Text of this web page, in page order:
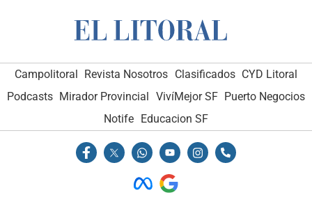
Campolitoral Revista Nosotros Clasificados CYD Litoral
Podcasts Mirador Provincial VivíMejor SF Puerto Negocios
Notife Educacion SF